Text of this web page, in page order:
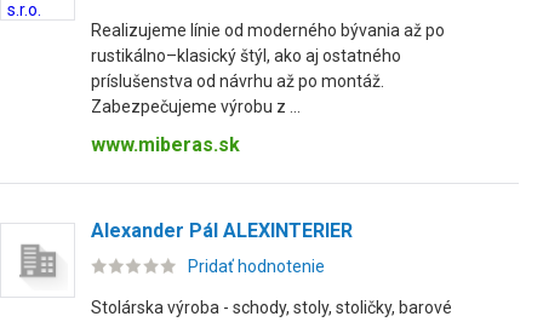
Realizujeme línie od moderného bývania až po
rustikálno–klasický štýl, ako aj ostatného
príslušenstva od návrhu až po montáž.
Zabezpečujeme výrobu z ...
www.miberas.sk
Alexander Pál ALEXINTERIER
Pridať hodnotenie
Stolárska výroba - schody, stoly, stoličky, barové